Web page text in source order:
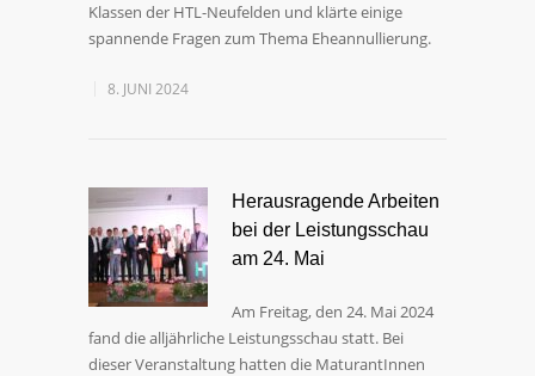
Klassen der HTL-Neufelden und klärte einige
spannende Fragen zum Thema Eheannullierung.
8. JUNI 2024
Herausragende Arbeiten
bei der Leistungsschau
am 24. Mai
Am Freitag, den 24. Mai 2024
fand die alljährliche Leistungsschau statt. Bei
dieser Veranstaltung hatten die MaturantInnen